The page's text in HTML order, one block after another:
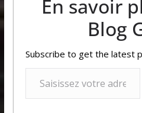
En savoir
Blog
Subscribe to get the latest
Saisissez votre adresse e-mail…